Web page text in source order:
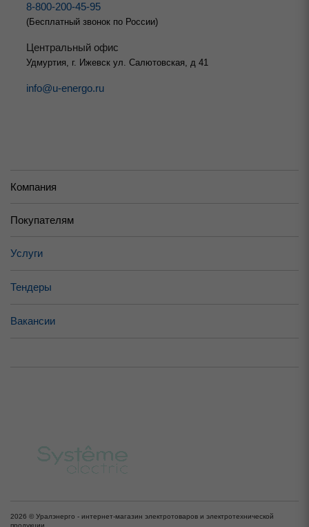
8-800-200-45-95
(Бесплатный звонок по России)
Центральный офис
Удмуртия, г. Ижевск ул. Салютовская, д 41
info@u-energo.ru
Компания
Услуги
Тендеры
Вакансии
Покупателям
2026 © Уралэнерго - интернет-магазин электротоваров и электротехнической
продукции